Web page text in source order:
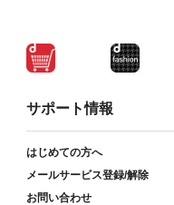
サポート情報
はじめての方へ
メールサービス登録/解除
お問い合わせ